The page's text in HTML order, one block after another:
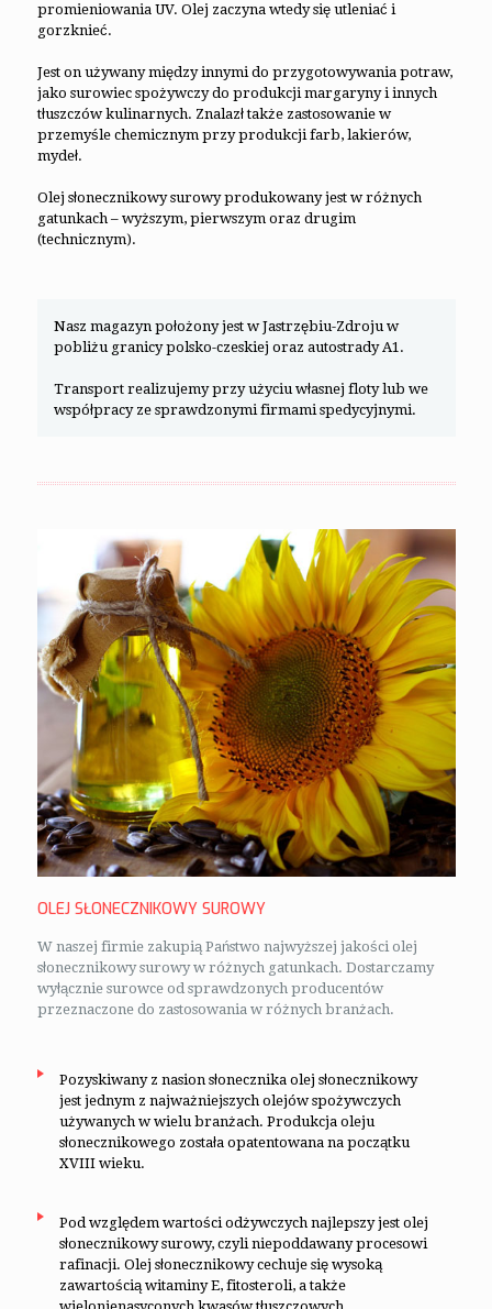
promieniowania UV. Olej zaczyna wtedy się utleniać i
gorzknieć.
Jest on używany między innymi do przygotowywania potraw,
jako surowiec spożywczy do produkcji margaryny i innych
tłuszczów kulinarnych. Znalazł także zastosowanie w
przemyśle chemicznym przy produkcji farb, lakierów,
mydeł.
Olej słonecznikowy surowy produkowany jest w różnych
gatunkach – wyższym, pierwszym oraz drugim
(technicznym).
Nasz magazyn położony jest w Jastrzębiu-Zdroju w
pobliżu granicy polsko-czeskiej oraz autostrady A1.
Transport realizujemy przy użyciu własnej floty lub we
współpracy ze sprawdzonymi firmami spedycyjnymi.
OLEJ SŁONECZNIKOWY SUROWY
W naszej firmie zakupią Państwo najwyższej jakości olej
słonecznikowy surowy w różnych gatunkach. Dostarczamy
wyłącznie surowce od sprawdzonych producentów
przeznaczone do zastosowania w różnych branżach.
Pozyskiwany z nasion słonecznika olej słonecznikowy
jest jednym z najważniejszych olejów spożywczych
używanych w wielu branżach. Produkcja oleju
słonecznikowego została opatentowana na początku
XVIII wieku.
Pod względem wartości odżywczych najlepszy jest olej
słonecznikowy surowy, czyli niepoddawany procesowi
rafinacji. Olej słonecznikowy cechuje się wysoką
zawartością witaminy E, fitosteroli, a także